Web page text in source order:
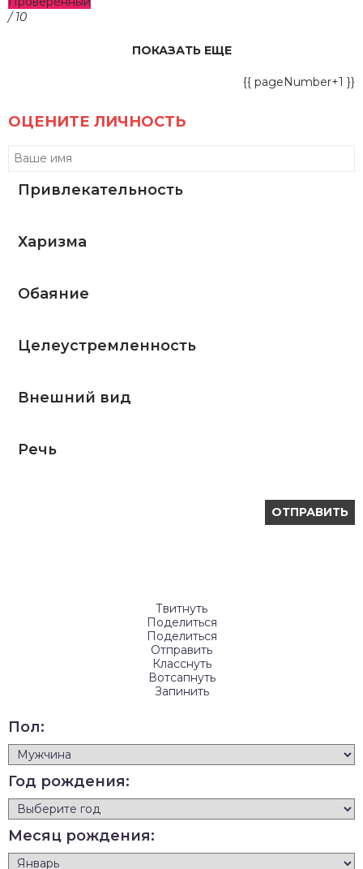
/ 10
ПОКАЗАТЬ ЕЩЕ
{{ pageNumber+1 }}
ОЦЕНИТЕ ЛИЧНОСТЬ
Привлекательность
Харизма
Обаяние
Целеустремленность
Внешний вид
Речь
Твитнуть
Поделиться
Поделиться
Отправить
Класснуть
Вотсапнуть
Запинить
Пол:
Год рождения:
Месяц рождения: